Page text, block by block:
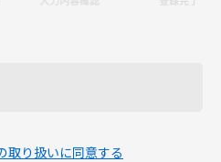
取り扱いに同意する